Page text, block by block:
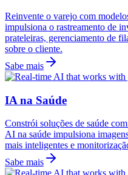
Reinvente o varejo com
impulsiona o rastreamento de
prateleiras, gerenciamento de
sobre o cliente.
Sabe mais
IA na Saúde
Constrói soluções de saúde
AI na saúde impulsiona
mais inteligentes e
Sabe mais